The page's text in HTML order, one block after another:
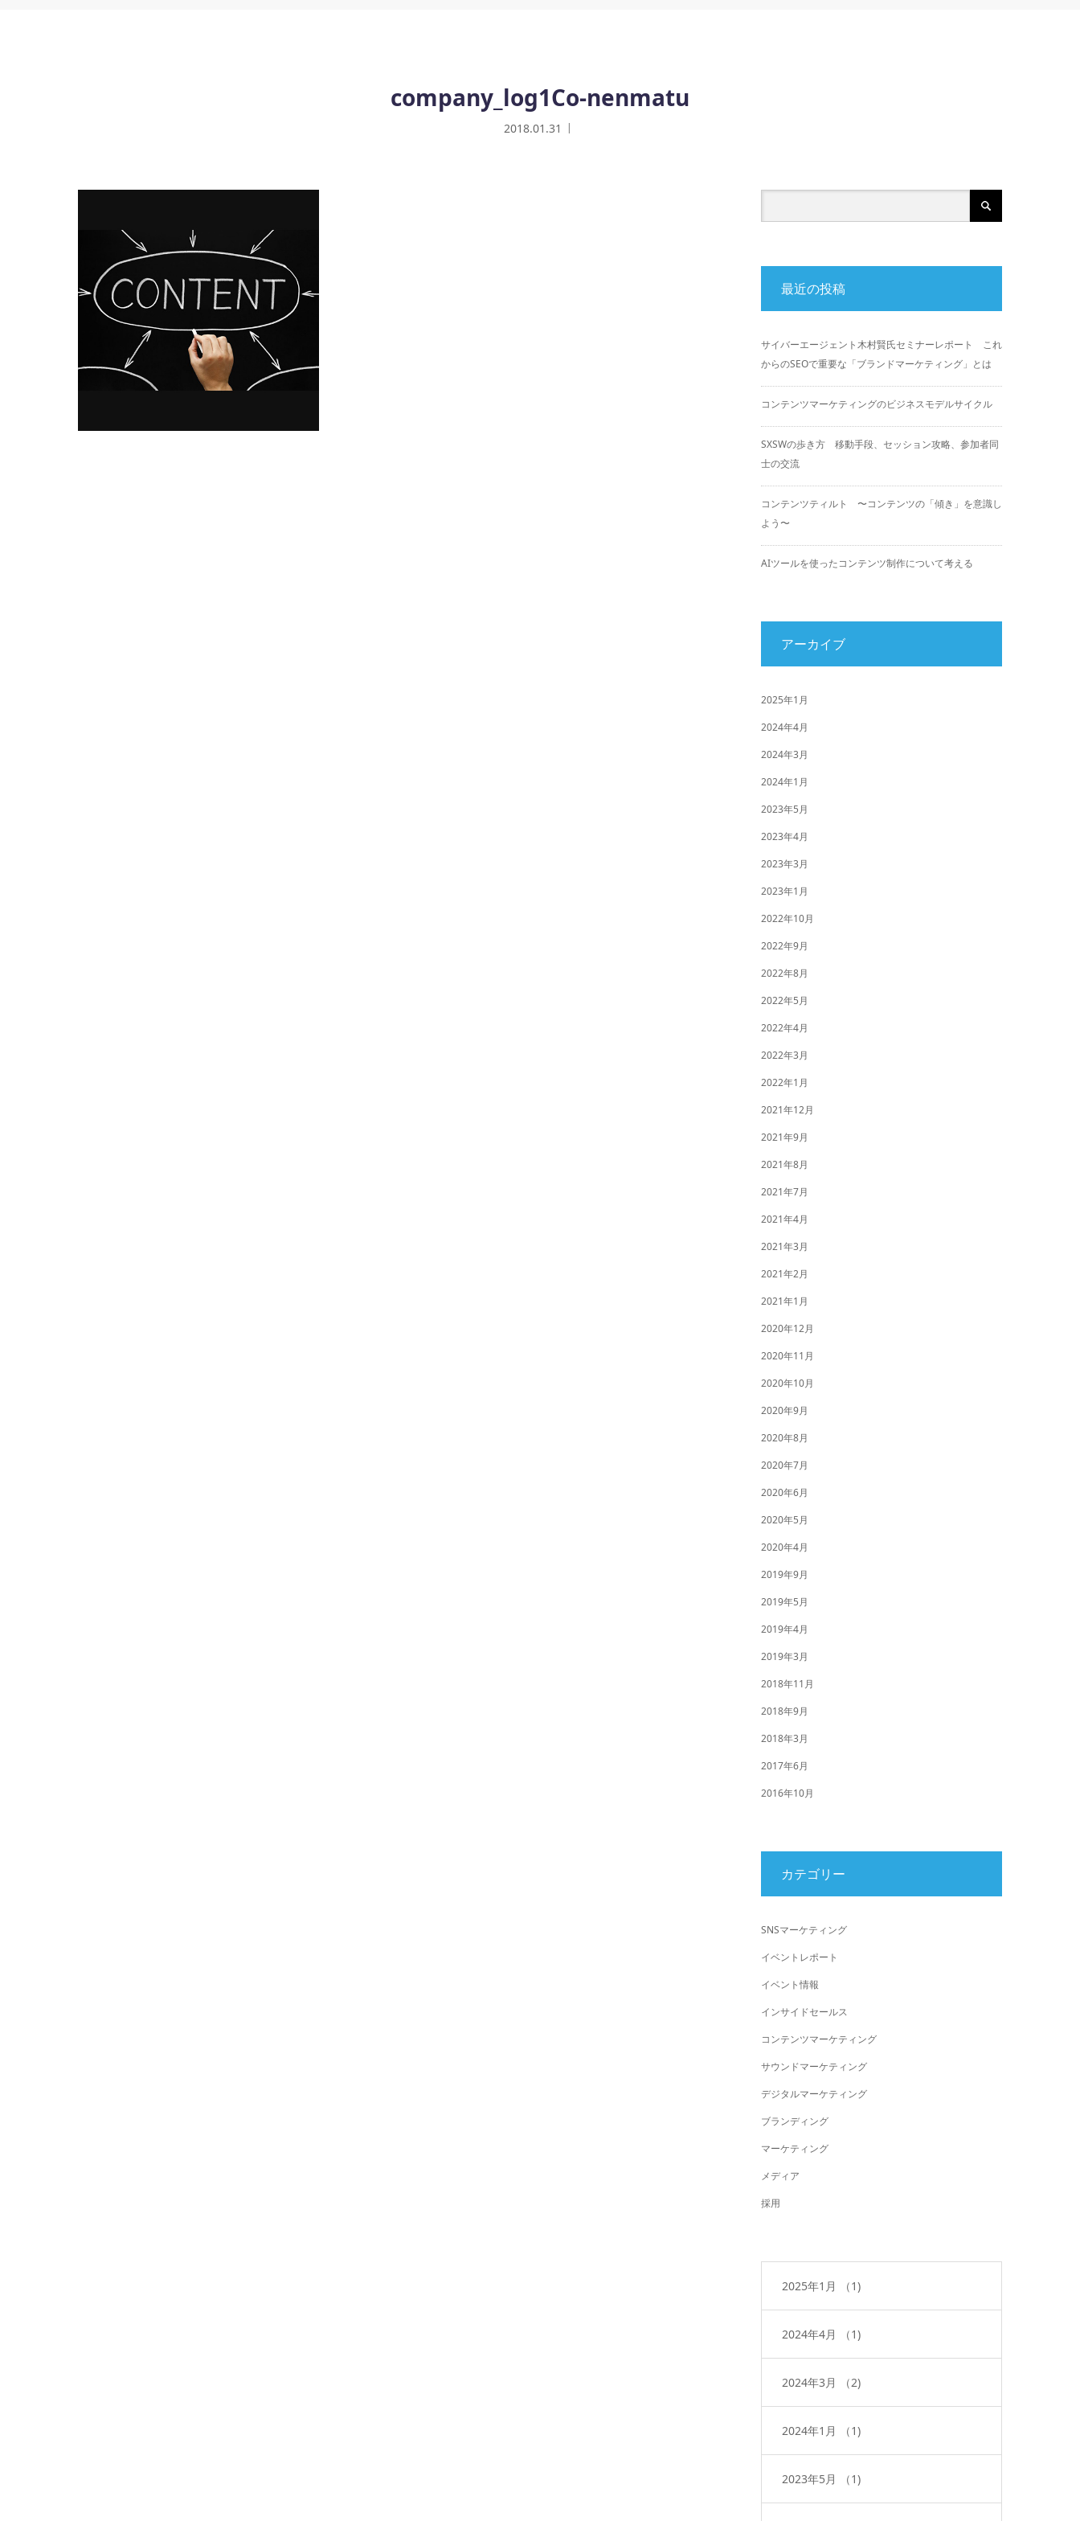
company_log1Co-nenmatu
2018.01.31
最近の投稿
サイバーエージェント木村賢氏セミナーレポート これ
からのSEOで重要な「ブランドマーケティング」とは
コンテンツマーケティングのビジネスモデルサイクル
SXSWの歩き方 移動手段、セッション攻略、参加者同
士の交流
コンテンツティルト 〜コンテンツの「傾き」を意識し
よう〜
AIツールを使ったコンテンツ制作について考える
アーカイブ
2025年1月
2024年4月
2024年3月
2024年1月
2023年5月
2023年4月
2023年3月
2023年1月
2022年10月
2022年9月
2022年8月
2022年5月
2022年4月
2022年3月
2022年1月
2021年12月
2021年9月
2021年8月
2021年7月
2021年4月
2021年3月
2021年2月
2021年1月
2020年12月
2020年11月
2020年10月
2020年9月
2020年8月
2020年7月
2020年6月
2020年5月
2020年4月
2019年9月
2019年5月
2019年4月
2019年3月
2018年11月
2018年9月
2018年3月
2017年6月
2016年10月
カテゴリー
SNSマーケティング
イベントレポート
イベント情報
インサイドセールス
コンテンツマーケティング
サウンドマーケティング
デジタルマーケティング
ブランディング
マーケティング
メディア
採用
2025年1月 （1)
2024年4月 （1)
2024年3月 （2)
2024年1月 （1)
2023年5月 （1)